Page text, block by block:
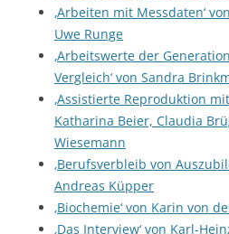
‚Arbeiten mit Messdaten‘
Uwe Runge
‚Arbeitswerte der
Vergleich‘ von Sandra
‚Assistierte Reproduktion
Katharina Beier, Claudia
Wiesemann
‚Berufsverbleib von
Andreas Küpper
‚Biochemie‘ von Karin von
‚Das Interview‘ von Karl-